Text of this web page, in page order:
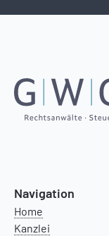
Navigation
Home
Kanzlei